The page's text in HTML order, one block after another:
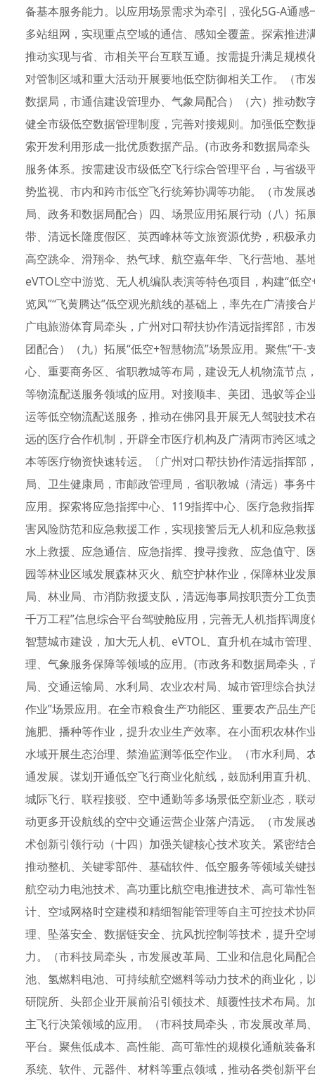
备基本服务能力。以应用场景需求为牵引，强化5G-A通
多站组网，实现重点空域的通信、感知全覆盖。探索推
推动实现与省、市相关平台互联互通。按需提升满足规
对管制区域和重大活动开展要地低空防御相关工作。（
数据局，市通信建设管理办、气象局配合）（六）推动
健全市级低空数据管理制度，完善对接规则。加强低空
索开发利用形成一批优质数据产品。(市政务和数据局牵
服务体系。按需建设市级低空飞行综合管理平台，与省
势监视、市内和跨市低空飞行统筹协调等功能。（市发
局、政务和数据局配合）四、场景应用拓展行动（八）拓
带、清远长隆度假区、英西峰林等文旅资源优势，积极
高空跳伞、滑翔伞、热气球、航空嘉年华、飞行营地、
eVTOL空中游览、无人机编队表演等特色项目，构建“低
览凤”“飞黄腾达”低空观光航线的基础上，率先在广清接
广电旅游体育局牵头，广州对口帮扶协作清远指挥部，
团配合）（九）拓展“低空+智慧物流”场景应用。聚焦“干
心、重要商务区、省职教城等布局，建设无人机物流节
等物流配送服务领域的应用。对接顺丰、美团、迅蚁等
运等低空物流配送服务，推动在佛冈县开展无人驾驶技
远的医疗合作机制，开辟全市医疗机构及广清两市跨区
本等医疗物资快速转运。〔广州对口帮扶协作清远指挥
局、卫生健康局，市邮政管理局，省职教城（清远）事务
应用。探索将应急指挥中心、119指挥中心、医疗急救指
害风险防范和应急救援工作，实现接警后无人机和应急
水上救援、应急通信、应急指挥、搜寻搜救、应急值守
园等林业区域发展森林灭火、航空护林作业，保障林业
局、林业局、市消防救援支队，清远海事局按职责分工负
千万工程”信息综合平台驾驶舱应用，完善无人机指挥调
智慧城市建设，加大无人机、eVTOL、直升机在城市管
理、气象服务保障等领域的应用。(市政务和数据局牵头
局、交通运输局、水利局、农业农村局、城市管理综合
作业”场景应用。在全市粮食生产功能区、重要农产品生
施肥、播种等作业，提升农业生产效率。在小面积农林
水域开展生态治理、禁渔监测等低空作业。（市水利局
通发展。谋划开通低空飞行商业化航线，鼓励利用直升
城际飞行、联程接驳、空中通勤等多场景低空新业态，
动更多开设航线的空中交通运营企业落户清远。（市发
术创新引领行动（十四）加强关键核心技术攻关。紧密
推动整机、关键零部件、基础软件、低空服务等领域关
航空动力电池技术、高功重比航空电推进技术、高可靠
计、空域网格时空建模和精细智能管理等自主可控技术
理、坠落安全、数据链安全、抗风扰控制等技术，提升
力。（市科技局牵头，市发展改革局、工业和信息化局
池、氢燃料电池、可持续航空燃料等动力技术的商业化
研院所、头部企业开展前沿引领技术、颠覆性技术布局
主飞行决策领域的应用。（市科技局牵头，市发展改革
平台。聚焦低成本、高性能、高可靠性的规模化通航装
系统、软件、元器件、材料等重点领域，推动各类创新